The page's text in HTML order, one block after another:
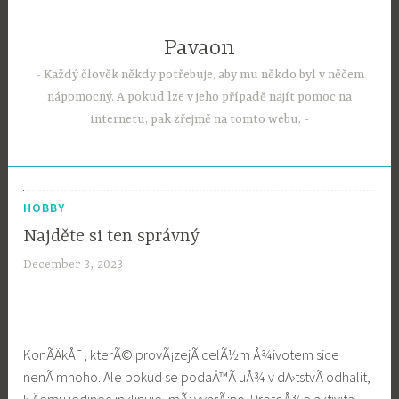
Pavaon
Každý člověk někdy potřebuje, aby mu někdo byl v něčem
nápomocný. A pokud lze v jeho případě najít pomoc na
internetu, pak zřejmě na tomto webu.
HOBBY
Najděte si ten správný
December 3, 2023
KonÃ­ÄkÅ¯, kterÃ© provÃ¡zejÃ­ celÃ½m Å¾ivotem sice
nenÃ­ mnoho. Ale pokud se podaÅ™Ã­ uÅ¾ v dÄ›tstvÃ­ odhalit,